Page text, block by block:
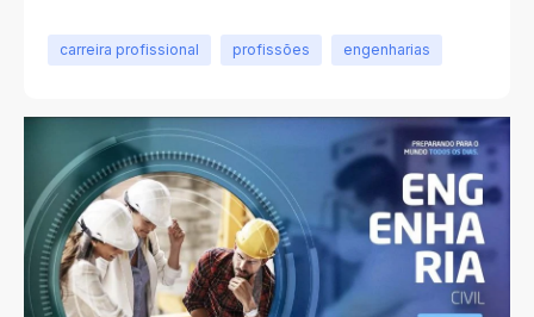
carreira profissional profissões engenharias